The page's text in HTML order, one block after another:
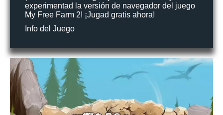
experimentad la versión de navegador del juego
My Free Farm 2! ¡Jugad gratis ahora!
Info del Juego